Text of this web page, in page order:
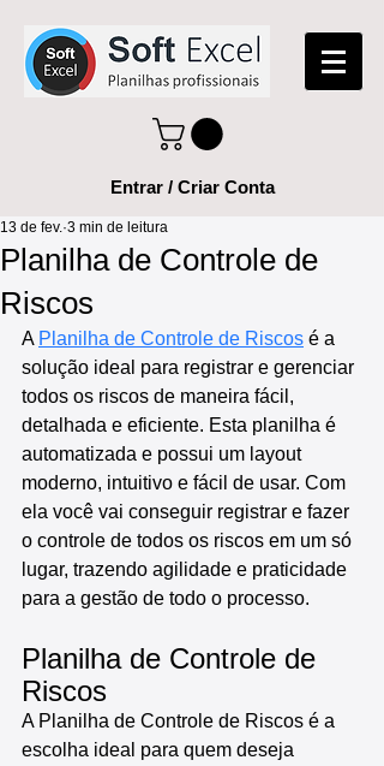
Entrar / Criar Conta
Planilha de Controle de
Riscos
13 de fev. 3 min de leitura
A Planilha de Controle de Riscos é a
solução ideal para registrar e gerenciar
todos os riscos de maneira fácil,
detalhada e eficiente. Esta planilha é
automatizada e possui um layout
moderno, intuitivo e fácil de usar. Com
ela você vai conseguir registrar e fazer
o controle de todos os riscos em um só
lugar, trazendo agilidade e praticidade
para a gestão de todo o processo.
Planilha de Controle de
Riscos
A Planilha de Controle de Riscos é a
escolha ideal para quem deseja